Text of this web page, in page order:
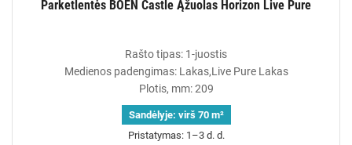
Parketlentės BOEN Castle Ąžuolas Horizon Live Pure
Rašto tipas: 1-juostis
Medienos padengimas: Lakas,Live Pure Lakas
Plotis, mm: 209
Sandėlyje: virš 70 m²
Pristatymas: 1–3 d. d.